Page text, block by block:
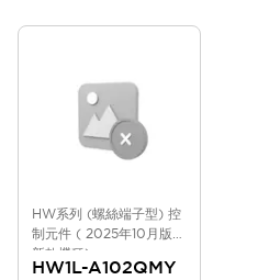
HW系列 (螺絲端子型) 控
制元件 ( 2025年10月版
新款機種)
HW1L-A102QMY